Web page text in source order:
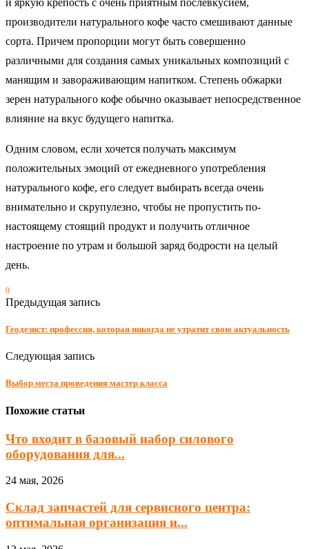
производители натурального кофе часто смешивают данные
сорта. Причем пропорции могут быть совершенно
различными для создания самых уникальных композиций с
манящим и завораживающим напитком. Степень обжарки
зерен натурального кофе обычно оказывает непосредственное
влияние на вкус будущего напитка.
Одним словом, если хочется получать максимум
положительных эмоций от ежедневного употребления
натурального кофе, его следует выбирать всегда очень
внимательно и скрупулезно, чтобы не пропустить по-
настоящему стоящий продукт и получить отличное
настроение по утрам и большой заряд бодрости на целый
день.
0
Предыдущая запись
Геодезист: профессия, которая никогда не утратит свою актуальность
Следующая запись
Выбор места проведения мастер класса
Похожие статьи
Что входит в базовый набор силового
оборудования для...
24 мая, 2026
Склад запчастей для сервисного центра:
оптимальная организация и...